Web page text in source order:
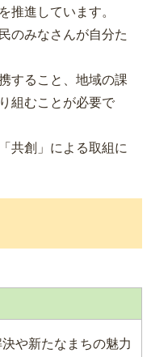
推進しています。
のみなさんが自分た
すること、地域の課
組むことが必要で
共創」による取組に
や新たなまちの魅力